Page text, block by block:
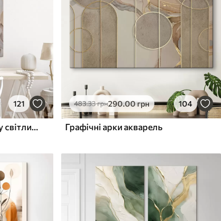
121
Текстурована поверхня у світлих тонах
483.33грн290.00грн 104
Графічні арки акварель